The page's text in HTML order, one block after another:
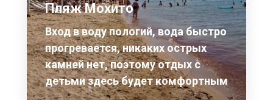
Пляж Мохито
Вход в воду пологий, вода быстро
прогревается, никаких острых
камней нет, поэтому отдых с
детьми здесь будет комфортным